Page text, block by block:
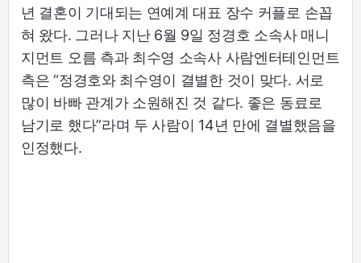
년 결혼이 기대되는 연예계 대표 장수 커플로 손꼽
혀 왔다. 그러나 지난 6월 9일 정경호 소속사 매니
지먼트 오름 측과 최수영 소속사 사람엔터테인먼트
측은 “정경호와 최수영이 결별한 것이 맞다. 서로
많이 바빠 관계가 소원해진 것 같다. 좋은 동료로
남기로 했다”라며 두 사람이 14년 만에 결별했음을
인정했다.